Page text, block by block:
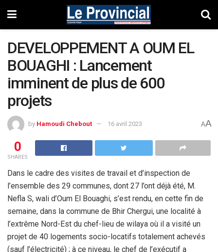
DEVELOPPEMENT A OUM EL
BOUAGHI : Lancement
imminent de plus de 600
projets
by Hamoudi Chebout 16 avril 2023 AA
0
SHARES
Dans le cadre des visites de travail et d’inspection de
l’ensemble des 29 communes, dont 27 l’ont déjà été, M.
Nefla S, wali d’Oum El Bouaghi, s’est rendu, en cette fin de
semaine, dans la commune de Bhir Chergui, une localité à
l’extrême Nord-Est du chef-lieu de wilaya où il a visité un
projet de 40 logements socio-locatifs totalement achevés
(sauf l’électricité) ; à ce niveau, le chef de l’exécutif a